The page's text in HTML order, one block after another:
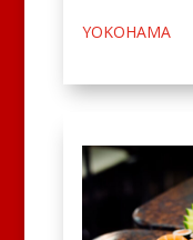
YOKOHAMA